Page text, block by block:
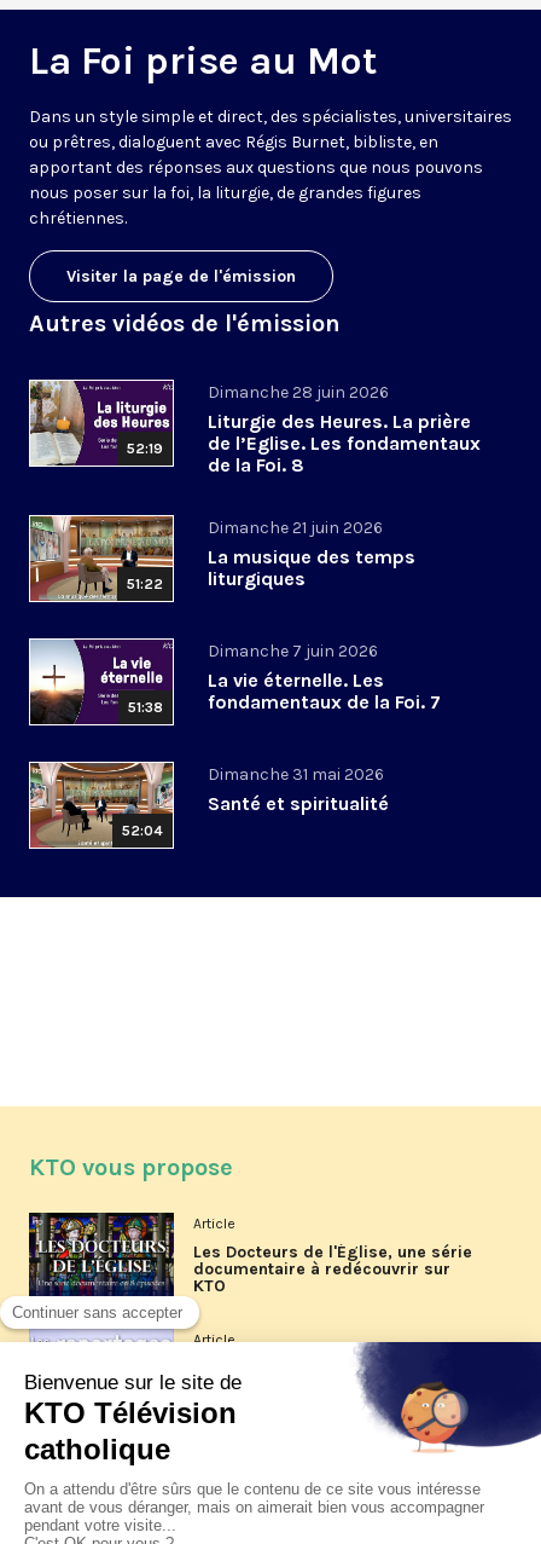
La Foi prise au Mot
Dans un style simple et direct, des spécialistes, universitaires
ou prêtres, dialoguent avec Régis Burnet, bibliste, en
apportant des réponses aux questions que nous pouvons
nous poser sur la foi, la liturgie, de grandes figures
chrétiennes.
Visiter la page de l'émission
Autres vidéos de l'émission
52:19
Dimanche 28 juin 2026
Liturgie des Heures. La prière
de l’Eglise. Les fondamentaux
de la Foi. 8
51:22
Dimanche 21 juin 2026
La musique des temps
liturgiques
51:38
Dimanche 7 juin 2026
La vie éternelle. Les
fondamentaux de la Foi. 7
52:04
Dimanche 31 mai 2026
Santé et spiritualité
KTO vous propose
Article
Les Docteurs de l'Église, une série
documentaire à redécouvrir sur
KTO
Article
Les reportages d'été 2026 de KTO
La visite pastorale du pape Léon
XIV à Assise à suivre sur KTO le
jeudi 6 août